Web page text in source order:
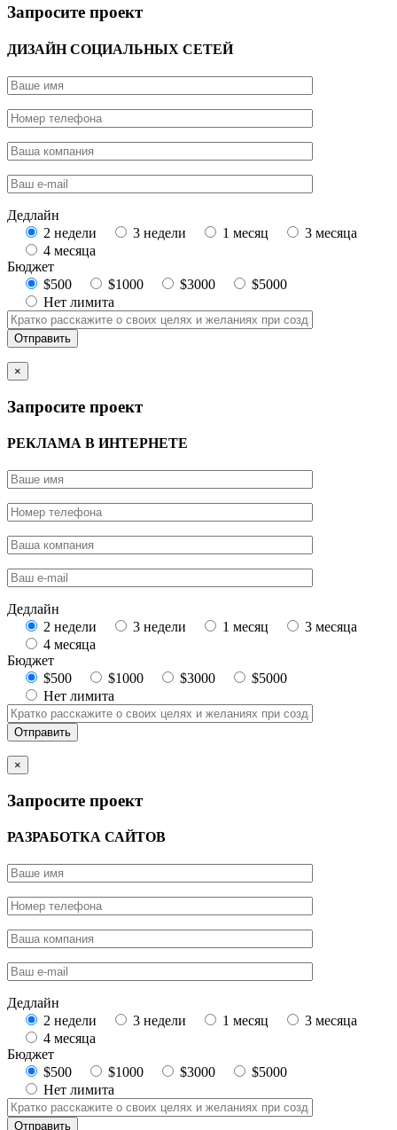
Запросите проект
ДИЗАЙН СОЦИАЛЬНЫХ СЕТЕЙ
Дедлайн
2 недели
3 недели 1 месяц
3 месяца
4 месяца
Бюджет
$500
$1000 $3000
$5000
Нет лимита
×
Запросите проект
РЕКЛАМА В ИНТЕРНЕТЕ
Дедлайн
2 недели
3 недели 1 месяц
3 месяца
4 месяца
Бюджет
$500
$1000 $3000
$5000
Нет лимита
×
Запросите проект
РАЗРАБОТКА САЙТОВ
Дедлайн
2 недели
3 недели 1 месяц
3 месяца
4 месяца
Бюджет
$500
$1000 $3000
$5000
Нет лимита